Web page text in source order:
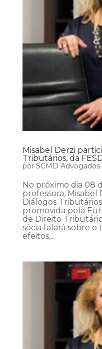
Misabel Derzi
Tributários, da
por SCMD Advogados
No próximo dia 08
professora, Misabel
Diálogos
promovida pela
de Direito
sócia falará sobre o
efeitos,...